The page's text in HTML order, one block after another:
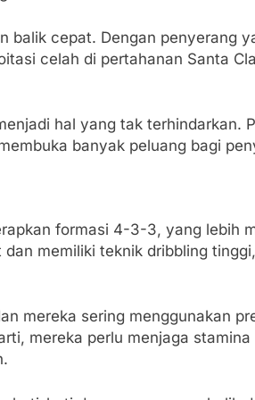
balik cepat. Dengan penyerang
celah di pertahanan Santa
hal yang tak terhindarkan.
banyak peluang bagi
formasi 4-3-3, yang lebih
memiliki teknik dribbling
mereka sering menggunakan
mereka perlu menjaga